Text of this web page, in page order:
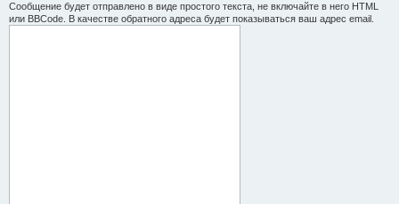
Сообщение будет отправлено в виде простого текста, не включайте в него HTML
или BBCode. В качестве обратного адреса будет показываться ваш адрес email.